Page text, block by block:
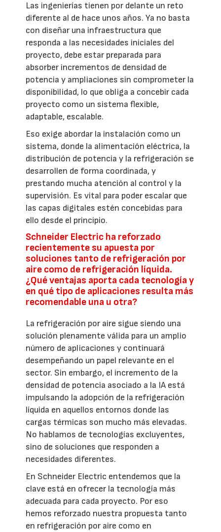
Las ingenierías tienen por delante un reto
diferente al de hace unos años. Ya no basta
con diseñar una infraestructura que
responda a las necesidades iniciales del
proyecto, debe estar preparada para
absorber incrementos de densidad de
potencia y ampliaciones sin comprometer la
disponibilidad, lo que obliga a concebir cada
proyecto como un sistema flexible,
adaptable, escalable.
Eso exige abordar la instalación como un
sistema, donde la alimentación eléctrica, la
distribución de potencia y la refrigeración se
desarrollen de forma coordinada, y
prestando mucha atención al control y la
supervisión. Es vital para poder escalar que
las capas digitales estén concebidas para
ello desde el principio.
Schneider Electric ha reforzado
recientemente su apuesta por
soluciones tanto de refrigeración por
aire como de refrigeración líquida.
¿Qué ventajas aporta cada tecnología y
en qué tipo de aplicaciones resulta más
recomendable una u otra?
La refrigeración por aire sigue siendo una
solución plenamente válida para un amplio
número de aplicaciones y continuará
desempeñando un papel relevante en el
sector. Sin embargo, el incremento de la
densidad de potencia asociado a la IA está
impulsando la adopción de la refrigeración
líquida en aquellos entornos donde las
cargas térmicas son mucho más elevadas.
No hablamos de tecnologías excluyentes,
sino de soluciones que responden a
necesidades diferentes.
En Schneider Electric entendemos que la
clave está en ofrecer la tecnología más
adecuada para cada proyecto. Por eso
hemos reforzado nuestra propuesta tanto
en refrigeración por aire como en